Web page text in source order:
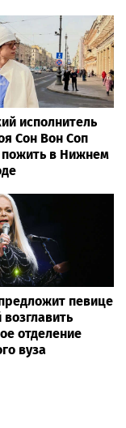
исполнитель
Сон Вон Соп
пожить в Нижнем
певице
отделение
вуза